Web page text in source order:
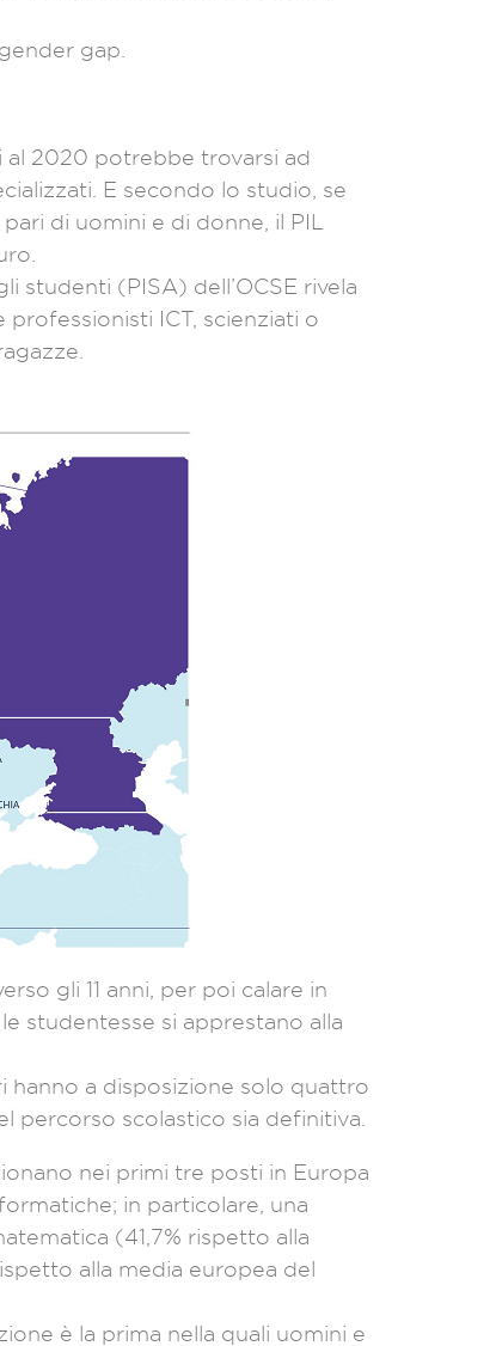
gap.
al 2020 potrebbe trovarsi ad
E secondo lo studio, se
di uomini e di donne, il PIL
studenti (PISA) dell’OCSE rivela
ICT, scienziati o
gli 11 anni, per poi calare in
studentesse si apprestano alla
hanno a disposizione solo quattro
percorso scolastico sia definitiva.
nei primi tre posti in Europa
in particolare, una
(41,7% rispetto alla
alla media europea del
è la prima nella quali uomini e